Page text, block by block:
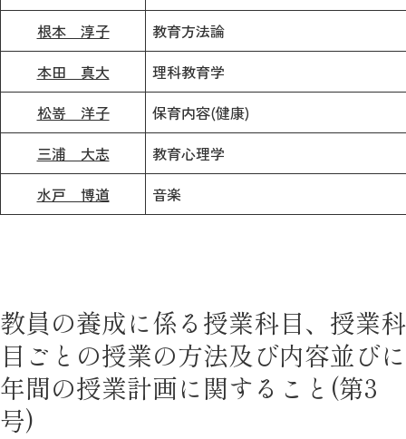
根本 淳子
教育方法論
本田 真大
理科教育学
松嵜 洋子
保育内容(健康)
三浦 大志
教育心理学
水戸 博道
音楽
教員の養成に係る授業科目、授業科
目ごとの授業の方法及び内容並びに
年間の授業計画に関すること(第3
号)